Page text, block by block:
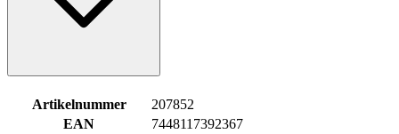
Artikelnummer
207852
EAN
7448117392367